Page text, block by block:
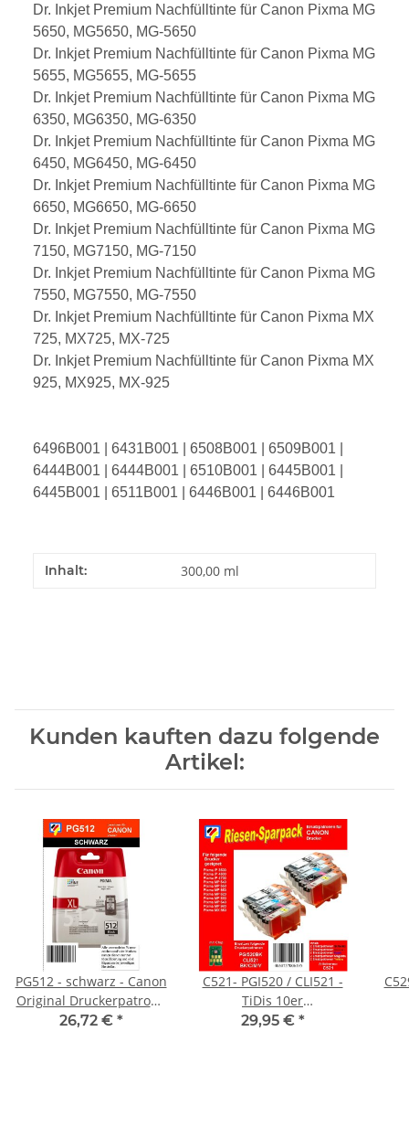
Dr. Inkjet Premium Nachfülltinte für Canon Pixma MG
5650, MG5650, MG-5650
Dr. Inkjet Premium Nachfülltinte für Canon Pixma MG
5655, MG5655, MG-5655
Dr. Inkjet Premium Nachfülltinte für Canon Pixma MG
6350, MG6350, MG-6350
Dr. Inkjet Premium Nachfülltinte für Canon Pixma MG
6450, MG6450, MG-6450
Dr. Inkjet Premium Nachfülltinte für Canon Pixma MG
6650, MG6650, MG-6650
Dr. Inkjet Premium Nachfülltinte für Canon Pixma MG
7150, MG7150, MG-7150
Dr. Inkjet Premium Nachfülltinte für Canon Pixma MG
7550, MG7550, MG-7550
Dr. Inkjet Premium Nachfülltinte für Canon Pixma MX
725, MX725, MX-725
Dr. Inkjet Premium Nachfülltinte für Canon Pixma MX
925, MX925, MX-925
6496B001 | 6431B001 | 6508B001 | 6509B001 |
6444B001 | 6444B001 | 6510B001 | 6445B001 |
6445B001 | 6511B001 | 6446B001 | 6446B001
Inhalt: 300,00 ml
Kunden kauften dazu folgende
Artikel:
PG512 - schwarz - Canon
Original Druckerpatrone
mit 15ml Inhalt
26,72 € *
C521- PGI520 / CLI521 -
TiDis 10er
Riesensparpack -
29,95 € *